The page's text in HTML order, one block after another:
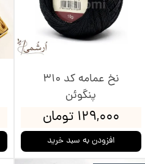
نخ عمامه کد 310
پنگوئن
۱۲۹,۰۰۰ تومان
افزودن به سبد خرید